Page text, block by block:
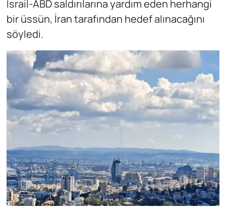
İsrail-ABD saldırılarına yardım eden herhangi
bir üssün, İran tarafından hedef alınacağını
söyledi.